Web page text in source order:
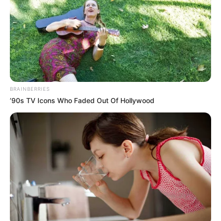
Mute
Ia kemudian merambah ke dunia Instagram pada Juni 2019 disusul
Twitter pada April 2020. Tak hanya itu, ia juga merilis single yang
berjudulBlack Sheepyang dirilis pada Desember 2020.
Pengikutnya semakin bertambah bahkan ia termasuk dalam
peringkat 9210 di Amerika Serikat pada tahun 2021.
BRAINBERRIES
’90s TV Icons Who Faded Out Of Hollywood